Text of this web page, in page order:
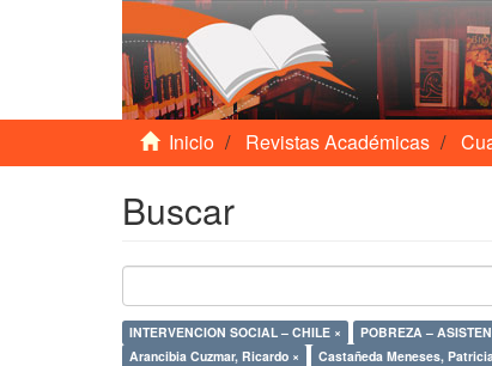
Inicio Revistas Académicas
Buscar
INTERVENCION SOCIAL – CHILE ×
Arancibia Cuzmar, Ricardo ×
Castañeda Meneses,